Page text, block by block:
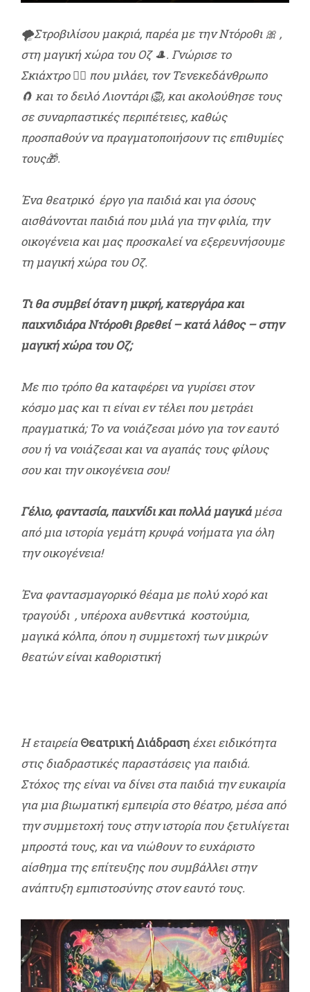
🌪️Στροβιλίσου μακριά, παρέα µε την Ντόροθι 🎀 ,
στη µαγική χώρα του Οζ🎩. Γνώρισε το
Σκιάχτρο🧙 ‍♀️ που µιλάει, τον Τενεκεδάνθρωπο
🧲 και το δειλό Λιοντάρι🦁, και ακολούθησε τους
σε συναρπαστικές περιπέτειες, καθώς
προσπαθούν να πραγματοποιήσουν τις επιθυμίες
τους🎁.
Ένα θεατρικό έργο για παιδιά και για όσους
αισθάνονται παιδιά που μιλά για την φιλία, την
οικογένεια και μας προσκαλεί να εξερευνήσουμε
τη μαγική χώρα του Οζ.
Τι θα συμβεί όταν η μικρή, κατεργάρα και
παιχνιδιάρα Ντόροθι βρεθεί – κατά λάθος – στην
μαγική χώρα του Οζ;
Με πιο τρόπο θα καταφέρει να γυρίσει στον
κόσμο μας και τι είναι εν τέλει που μετράει
πραγματικά; Το να νοιάζεσαι μόνο για τον εαυτό
σου ή να νοιάζεσαι και να αγαπάς τους φίλους
σου και την οικογένεια σου!
Γέλιο, φαντασία, παιχνίδι και πολλά μαγικάμέσα
από μια ιστορία γεμάτη κρυφά νοήματα για όλη
την οικογένεια!
Ένα φαντασμαγορικό θέαμα με πολύ χορό και
τραγούδι , υπέροχα αυθεντικά κοστούμια,
μαγικά κόλπα, όπου η συμμετοχή των μικρών
θεατών είναι καθοριστική
Η εταιρείαΘεατρική Διάδραση έχει ειδικότητα
στις διαδραστικές παραστάσεις για παιδιά.
Στόχος της είναι να δίνει στα παιδιά την ευκαιρία
για μια βιωματική εμπειρία στο θέατρο, μέσα από
την συμμετοχή τους στην ιστορία που ξετυλίγεται
μπροστά τους, και να νιώθουν το ευχάριστο
αίσθημα της επίτευξης που συμβάλλει στην
ανάπτυξη εμπιστοσύνης στον εαυτό τους.